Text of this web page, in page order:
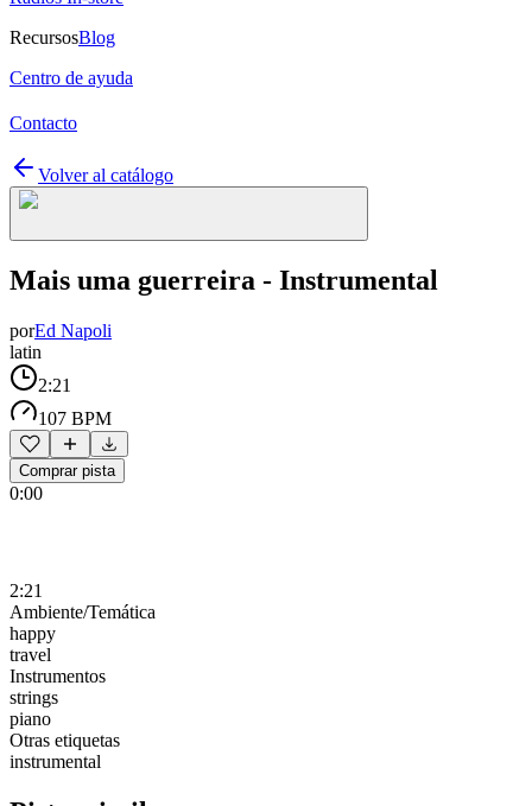
RecursosBlog
Centro de ayuda
Contacto
Volver al catálogo
Mais uma guerreira - Instrumental
porEd Napoli
latin
2:21
107 BPM
Comprar pista
0:00
2:21
Ambiente/Temática
happy
travel
Instrumentos
strings
piano
Otras etiquetas
instrumental